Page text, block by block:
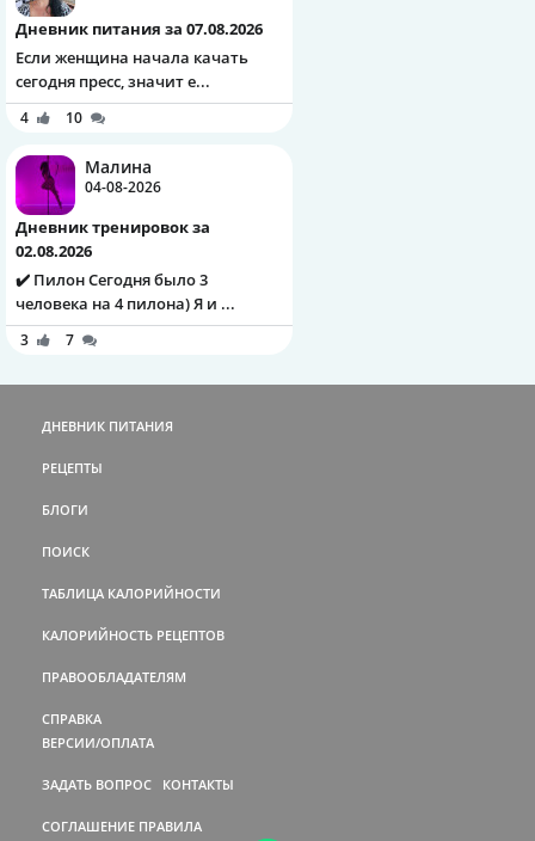
Дневник питания за 07.08.2026
Если женщина начала качать
сегодня пресс, значит е...
4 10
Малина
04-08-2026
Дневник тренировок за
02.08.2026
✔️ Пилон Сегодня было 3
человека на 4 пилона) Я и ...
3 7
ДНЕВНИК ПИТАНИЯ
РЕЦЕПТЫ
БЛОГИ
ПОИСК
ТАБЛИЦА КАЛОРИЙНОСТИ
КАЛОРИЙНОСТЬ РЕЦЕПТОВ
ПРАВООБЛАДАТЕЛЯМ
СПРАВКА
ВЕРСИИ/ОПЛАТА
ЗАДАТЬ ВОПРОС КОНТАКТЫ
СОГЛАШЕНИЕ ПРАВИЛА